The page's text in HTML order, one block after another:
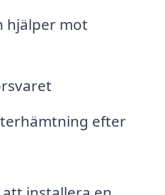
hjälper mot
efter